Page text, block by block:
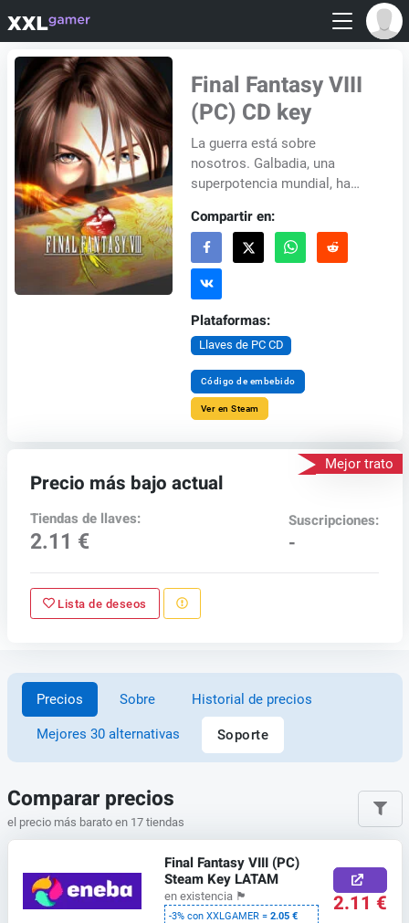
Final Fantasy VIII
(PC) CD key
La guerra está sobre
nosotros. Galbadia, una
superpotencia mundial, ha
hogar de una academia donde
chocan dos personalid...
Compartir en:
Plataformas:
Llaves de PC CD
Código de embebido
Ver en Steam
Mejor trato
Precio más bajo actual
Tiendas de llaves:
2.11 €
Suscripciones:
-
Lista de deseos
Precios Sobre Historial de precios
Mejores 30 alternativas Soporte
Comparar precios
el precio más barato en 17 tiendas
Final Fantasy VIII (PC)
Steam Key LATAM
en existencia 🏴
-3% con XXLGAMER =2.05 € 2.11 €